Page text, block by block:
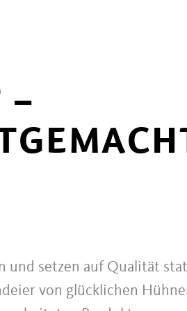
–
und setzen auf Qualität
von glücklichen